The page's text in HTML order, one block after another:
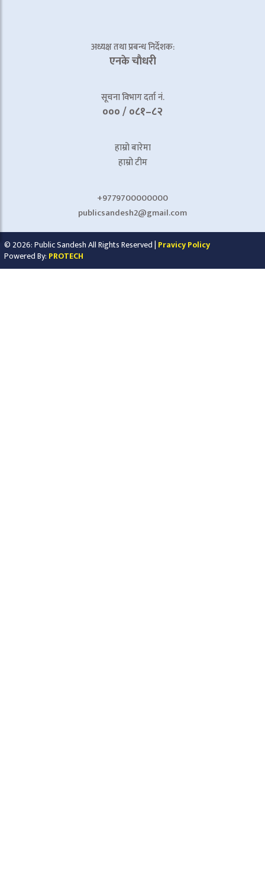
अध्यक्ष तथा प्रबन्ध निर्देशक:
एनके चाैधरी
सूचना विभाग दर्ता नं.
००० / ०८१–८२
हाम्रो बारेमा
हाम्रो टीम
+9779700000000
publicsandesh2@gmail.com
© 2026: Public Sandesh All Rights Reserved | Pravicy Policy
Powered By: PROTECH